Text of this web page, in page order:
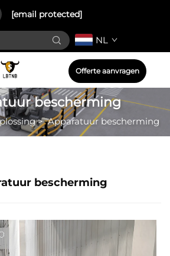
[email protected]
NL
Offerte aanvragen
bescherming
>Apparatuur bescherming
bescherming